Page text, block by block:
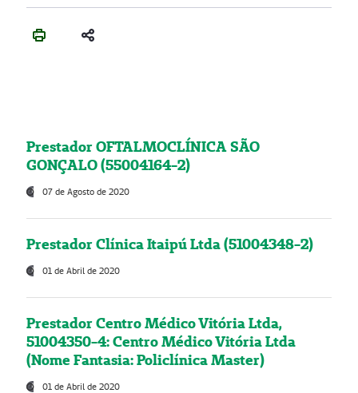
Prestador OFTALMOCLÍNICA SÃO
GONÇALO (55004164-2)
07 de Agosto de 2020
Prestador Clínica Itaipú Ltda (51004348-2)
01 de Abril de 2020
Prestador Centro Médico Vitória Ltda,
51004350-4: Centro Médico Vitória Ltda
(Nome Fantasia: Policlínica Master)
01 de Abril de 2020